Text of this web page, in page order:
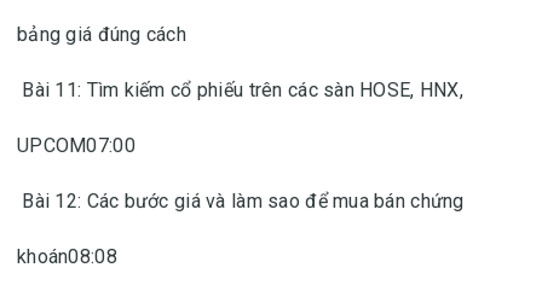
bảng giá đúng cách
Bài 11: Tìm kiếm cổ phiếu trên các sàn HOSE, HNX,
UPCOM07:00
Bài 12: Các bước giá và làm sao để mua bán chứng
khoán08:08